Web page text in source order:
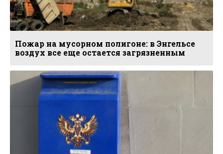
Пожар на мусорном полигоне: в Энгельсе
воздух все еще остается загрязненным